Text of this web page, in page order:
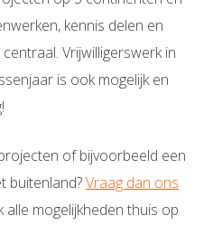
kennis delen en
Vrijwilligerswerk in
is ook mogelijk en
of bijvoorbeeld een
buitenland?Vraag dan ons
alle mogelijkheden thuis op